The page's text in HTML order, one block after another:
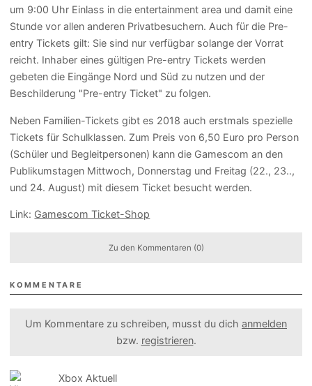
um 9:00 Uhr Einlass in die entertainment area und damit eine
Stunde vor allen anderen Privatbesuchern. Auch für die Pre-
entry Tickets gilt: Sie sind nur verfügbar solange der Vorrat
reicht. Inhaber eines gültigen Pre-entry Tickets werden
gebeten die Eingänge Nord und Süd zu nutzen und der
Beschilderung "Pre-entry Ticket" zu folgen.
Neben Familien-Tickets gibt es 2018 auch erstmals spezielle
Tickets für Schulklassen. Zum Preis von 6,50 Euro pro Person
(Schüler und Begleitpersonen) kann die Gamescom an den
Publikumstagen Mittwoch, Donnerstag und Freitag (22., 23..,
und 24. August) mit diesem Ticket besucht werden.
Link: Gamescom Ticket-Shop
Zu den Kommentaren (0)
KOMMENTARE
Um Kommentare zu schreiben, musst du dich anmelden
bzw. registrieren.
Xbox Aktuell